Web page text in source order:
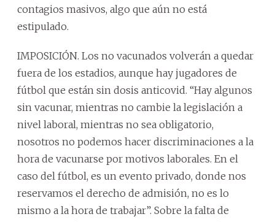
contagios masivos, algo que aún no está
estipulado.
IMPOSICIÓN. Los no vacunados volverán a quedar
fuera de los estadios, aunque hay jugadores de
fútbol que están sin dosis anticovid. “Hay algunos
sin vacunar, mientras no cambie la legislación a
nivel laboral, mientras no sea obligatorio,
nosotros no podemos hacer discriminaciones a la
hora de vacunarse por motivos laborales. En el
caso del fútbol, es un evento privado, donde nos
reservamos el derecho de admisión, no es lo
mismo a la hora de trabajar”. Sobre la falta de